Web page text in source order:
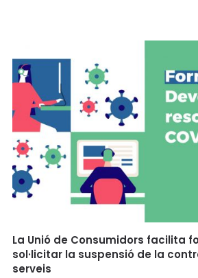
La Unió de Consumidors facilita
sol·licitar la suspensió de la
serveis